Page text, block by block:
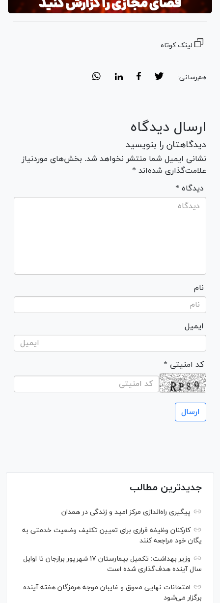
لینک کوتاه
هم‌رسانی:
ارسال دیدگاه
دیدگاهتان را بنویسید
نشانی ایمیل شما منتشر نخواهد شد. بخش‌های موردنیاز
علامت‌گذاری شده‌اند *
* دیدگاه
نام
ایمیل
* کد امنیتی
جدیدترین مطالب
پیگیری راه‌اندازی مرکز امید و زندگی در همدان
کارکنان وظیفه فراری برای تعیین تکلیف وضعیت خدمتی به
یگان خود مراجعه کنند
وزیر بهداشت: تکمیل بیمارستان ۱۷ شهریور برازجان تا اوایل
سال آینده هدف‌گذاری شده است
امتحانات نهایی معوق و غایبان موجه هرمزگان هفته آینده
برگزار می‌شود